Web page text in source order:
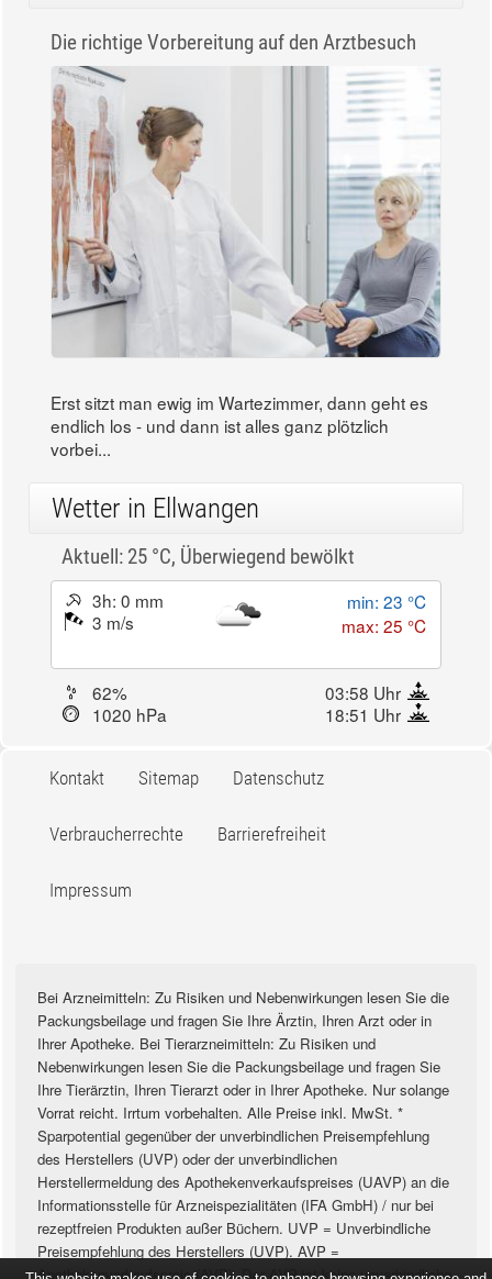
Die richtige Vorbereitung auf den Arztbesuch
Erst sitzt man ewig im Wartezimmer, dann geht es
endlich los - und dann ist alles ganz plötzlich
vorbei...
Wetter in Ellwangen
Aktuell: 25 °C, Überwiegend bewölkt
3h: 0 mm
3 m/s
min: 23 °C
max: 25 °C
62%
03:58 Uhr
1020 hPa
18:51 Uhr
Kontakt Sitemap Datenschutz
Verbraucherrechte Barrierefreiheit
Impressum
Bei Arzneimitteln: Zu Risiken und Nebenwirkungen lesen Sie die
Packungsbeilage und fragen Sie Ihre Ärztin, Ihren Arzt oder in
Ihrer Apotheke. Bei Tierarzneimitteln: Zu Risiken und
Nebenwirkungen lesen Sie die Packungsbeilage und fragen Sie
Ihre Tierärztin, Ihren Tierarzt oder in Ihrer Apotheke. Nur solange
Vorrat reicht. Irrtum vorbehalten. Alle Preise inkl. MwSt. *
Sparpotential gegenüber der unverbindlichen Preisempfehlung
des Herstellers (UVP) oder der unverbindlichen
Herstellermeldung des Apothekenverkaufspreises (UAVP) an die
Informationsstelle für Arzneispezialitäten (IFA GmbH) / nur bei
rezeptfreien Produkten außer Büchern. UVP = Unverbindliche
Preisempfehlung des Herstellers (UVP). AVP =
Apothekenverkaufspreis (AVP). Der AVP ist keine unverbindliche